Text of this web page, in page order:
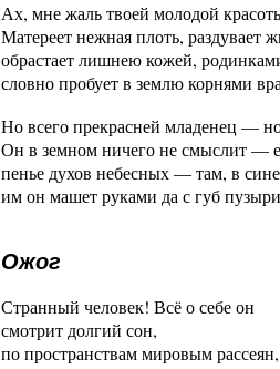
Ах, мне жаль твоей молодой
Матереет нежная плоть, раздувает
обрастает лишнею кожей,
словно пробует в землю корнями
Но всего прекрасней младенец —
Он в земном ничего не смыслит —
пенье духов небесных — там, в
им он машет руками да с губ
Ожог
Странный человек! Всё о себе он
смотрит долгий сон,
по пространствам мировым рассеян,